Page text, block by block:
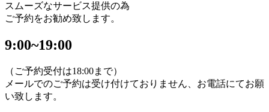
スムーズなサービス提供の為
ご予約をお勧め致します。
9:00~19:00
（ご予約受付は18:00まで）
メールでのご予約は受け付けておりません、お電話にてお願
い致します。